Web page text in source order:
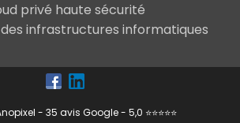
privé haute sécurité
infrastructures informatiques
- 35 avis Google - 5,0 ⭐⭐⭐⭐⭐